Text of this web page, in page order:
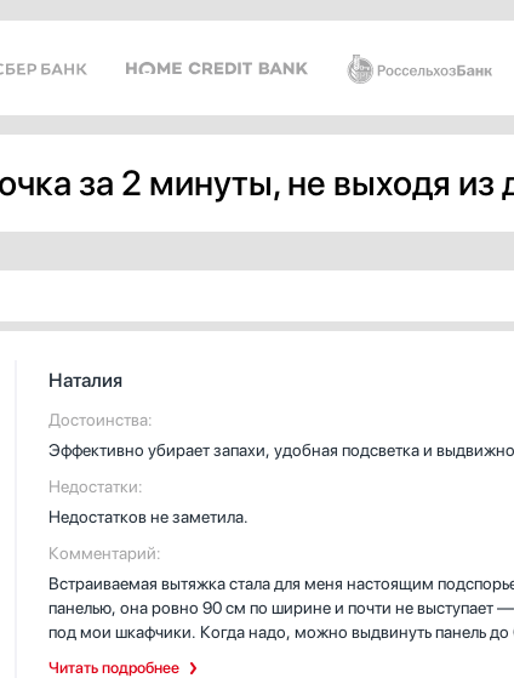
за 2 минуты, не выходя из
Читать подробнее
Наталия
Достоинства:
Эффективно убирает запахи, удобная подсветка и
Недостатки:
Недостатков не заметила.
Комментарий:
Встраиваемая вытяжка стала для меня настоящим
панелью, она ровно 90 см по ширине и почти не выступает
под мои шкафчики. Когда надо, можно выдвинуть панель